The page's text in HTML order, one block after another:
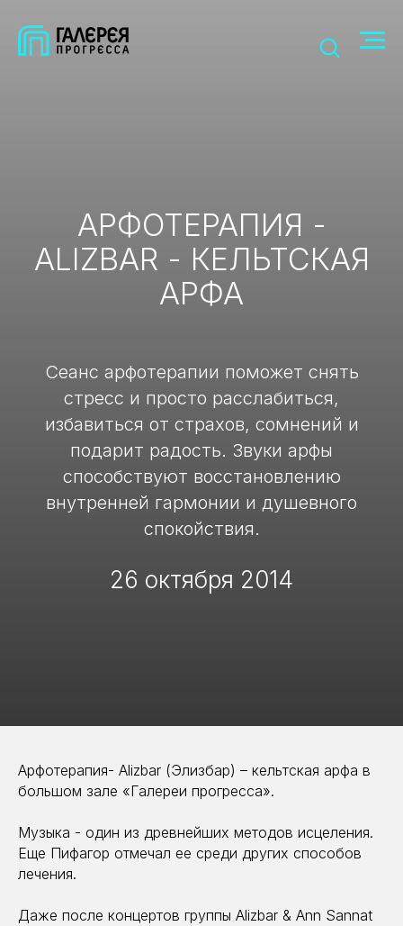
АРФОТЕРАПИЯ -
ALIZBAR - КЕЛЬТСКАЯ
АРФА
Сеанс арфотерапии поможет снять
стресс и просто расслабиться,
избавиться от страхов, сомнений и
подарит радость. Звуки арфы
способствуют восстановлению
внутренней гармонии и душевного
спокойствия.
26 октября 2014
Арфотерапия- Alizbar (Элизбар) – кельтская арфа в
большом зале «Галереи прогресса».
Музыка - один из древнейших методов исцеления.
Еще Пифагор отмечал ее среди других способов
лечения.
Даже после концертов группы Alizbar & Ann Sannat